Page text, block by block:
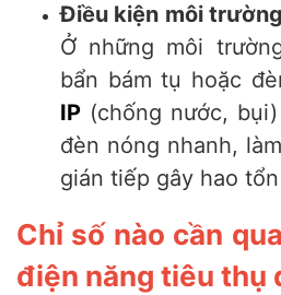
Điều kiện môi
Ở những môi
bẩn bám tụ hoặc
IP (chống nước,
đèn nóng nhanh,
gián tiếp gây hao
Chỉ số nào cần
điện năng tiêu thụ